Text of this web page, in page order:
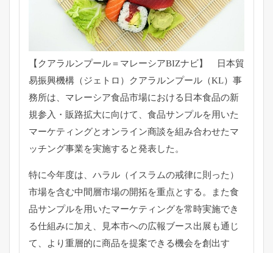
【クアラルンプール＝マレーシアBIZナビ】 日本貿
易振興機構（ジェトロ）クアラルンプール（KL） 事
務所は、マレーシア食品市場における日本食品の新
規参入・ 販路拡大に向けて、 食品サンプルを用いた
マーケティングとオンライン商談を組み合わせたマ
ッチング事業を実施すると発表した。
特に今年度は、ハラル（イスラムの戒律に則った）
市場を含む中間層市場の開拓を重点とする。
また食
品サンプルを用いたマーケティングを常時実施でき
る仕組みに加え、見本市への広報ブース出展も通じ
て、
より重層的に商品を提案できる機会を創出す